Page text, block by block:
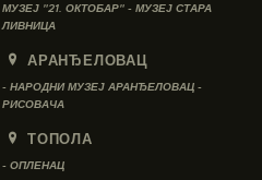
МУЗЕЈ "21. ОКТОБАР" - МУЗЕЈ СТАРА
ЛИВНИЦА
АРАНЂЕЛОВАЦ
- НАРОДНИ МУЗЕЈ АРАНЂЕЛОВАЦ -
РИСОВАЧА
ТОПОЛА
- ОПЛЕНАЦ